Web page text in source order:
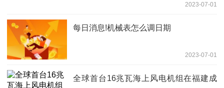
2023-07-01
每日消息!机械表怎么调日期
2023-07-01
全球首台16兆瓦海上风电机组在福建成